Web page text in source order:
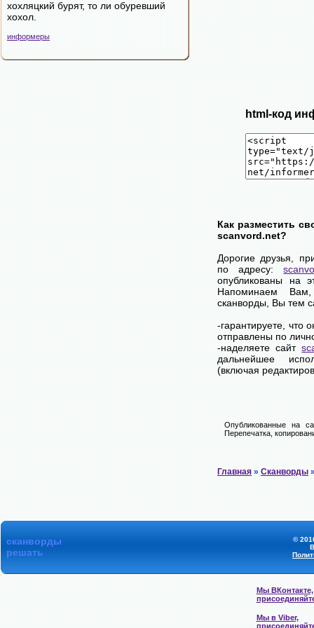
хохляцкий бурят, то ли обуревший
хохол.
информеры
html-код
Как разместить
scanvord.net?
Дорогие друзья,
по адресу:
опубликованы на
Напоминаем
сканворды, Вы тем
-гарантируете, что
отправлены по
-наделяете сайт
дальнейшее
(включая
Опубликованные на
Перепечатка,
Главная » Сканворды
сканворды
решать
©
Мы ВКонтакте,
Мы в Viber,